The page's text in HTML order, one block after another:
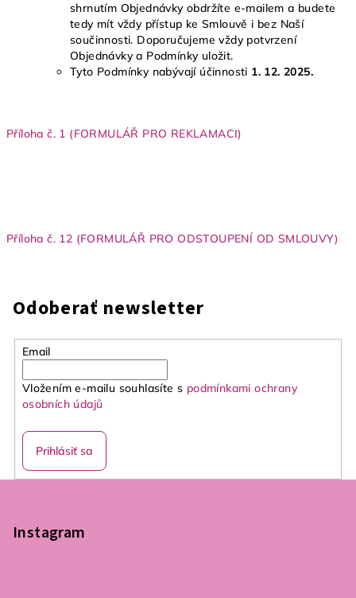
shrnutím Objednávky obdržíte e-mailem a budete
tedy mít vždy přístup ke Smlouvě i bez Naší
součinnosti. Doporučujeme vždy potvrzení
Objednávky a Podmínky uložit.
Tyto Podmínky nabývají účinnosti 1. 12. 2025.
Příloha č. 1 (FORMULÁŘ PRO REKLAMACI)
Příloha č. 12 (FORMULÁŘ PRO ODSTOUPENÍ OD SMLOUVY)
Odoberať newsletter
Email
Vložením e-mailu souhlasíte s podmínkami ochrany
osobních údajů
Prihlásiť sa
Instagram